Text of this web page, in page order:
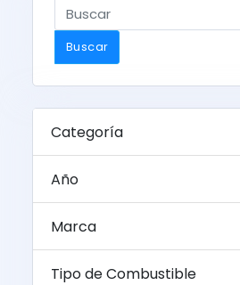
Buscar
Categoría
Año
Marca
Tipo de Combustible